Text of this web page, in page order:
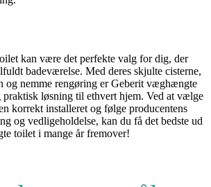
kan være det perfekte valg for dig, der
badeværelse. Med deres skjulte cisterne,
og nemme rengøring er Geberit væghængte
praktisk løsning til ethvert hjem. Ved at vælge
korrekt installeret og følge producentens
og vedligeholdelse, kan du få det bedste ud
toilet i mange år fremover!